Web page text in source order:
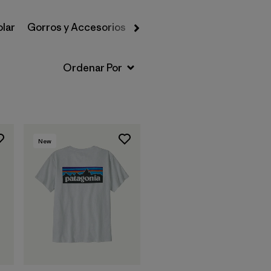
Gorros y Accesorios Sudaderas y Hoodies
New